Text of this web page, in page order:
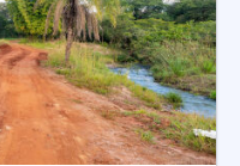
há 1 semana
de rio e